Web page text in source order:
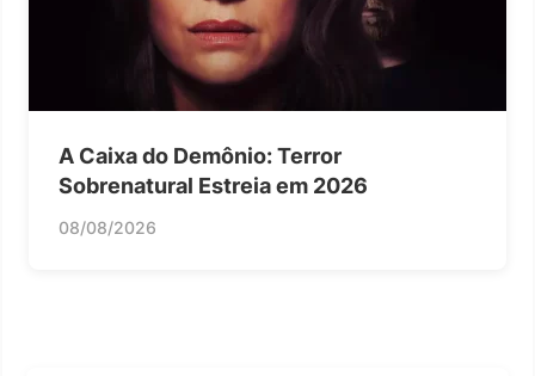
A Caixa do Demônio: Terror
Sobrenatural Estreia em 2026
08/08/2026